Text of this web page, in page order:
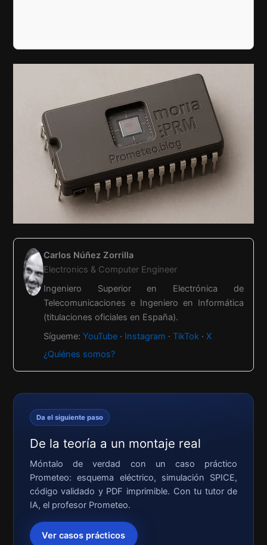
Carlos Núñez Zorrilla
Electronics & Computer Engineer
Ingeniero Superior en Electrónica de
Telecomunicaciones e Ingeniero en Informática
(titulaciones oficiales en España).
Sígueme:YouTube · Instagram ·TikTok ·X
¿Quiénes somos?
Da el siguiente paso
De la teoría a un montaje real
Móntalo de verdad con un caso práctico
Prometeo: esquema eléctrico, simulación SPICE,
código validado y PDF imprimible. Con tu tutor de
IA, el profesor Prometeo.
Ver casos prácticos